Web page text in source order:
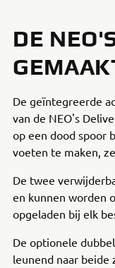
DE
De geïntegreerde
van de NEO's
op een dood spoor
voeten te maken,
De twee
en kunnen worden
opgeladen bij elk
De optionele
leunend naar